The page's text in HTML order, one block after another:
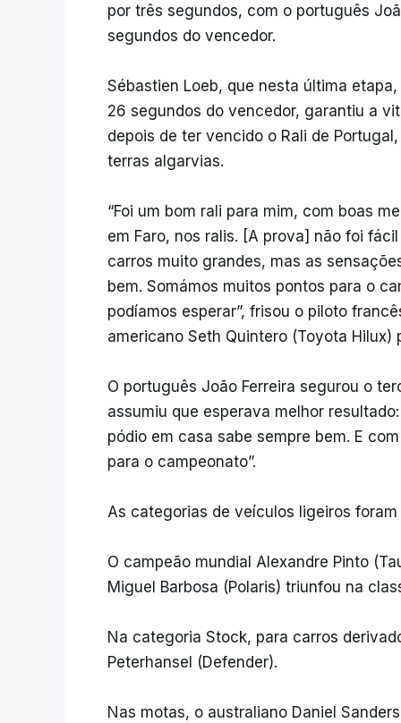
por três segundos, com o português
segundos do vencedor.
Sébastien Loeb, que nesta última
26 segundos do vencedor, garantiu a
depois de ter vencido o Rali de
terras algarvias.
“Foi um bom rali para mim, com boas
em Faro, nos ralis. [A prova] não foi
carros muito grandes, mas as
bem. Somámos muitos pontos para o
podíamos esperar”, frisou o piloto
americano Seth Quintero (Toyota Hilux)
O português João Ferreira segurou o
assumiu que esperava melhor
pódio em casa sabe sempre bem. E
para o campeonato”.
As categorias de veículos ligeiros
O campeão mundial Alexandre Pinto
Miguel Barbosa (Polaris) triunfou na
Na categoria Stock, para carros
Peterhansel (Defender).
Nas motas, o australiano Daniel